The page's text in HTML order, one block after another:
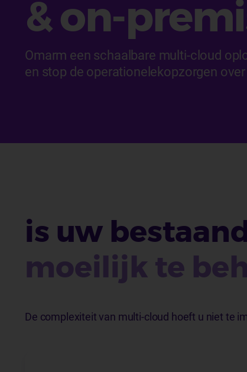
& on-
Omarm een schaalbare multi-cloud
en stop de operationelekopzorgen
is uw
moeilijk te
De complexiteit van multi-cloud hoeft u niet te